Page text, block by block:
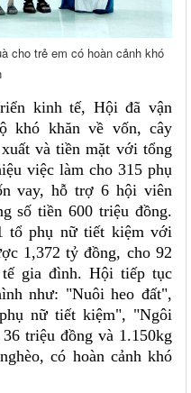
cho trẻ em có hoàn cảnh khó
kinh tế, Hội đã vận
khó khăn về vốn, cây
và tiền mặt với tổng
việc làm cho 315 phụ
vay, hỗ trợ 6 hội viên
số tiền 600 triệu đồng.
tổ phụ nữ tiết kiệm với
1,372 tỷ đồng, cho 92
gia đình. Hội tiếp tục
như: "Nuôi heo đất",
nữ tiết kiệm", "Ngôi
triệu đồng và 1.150kg
có hoàn cảnh khó